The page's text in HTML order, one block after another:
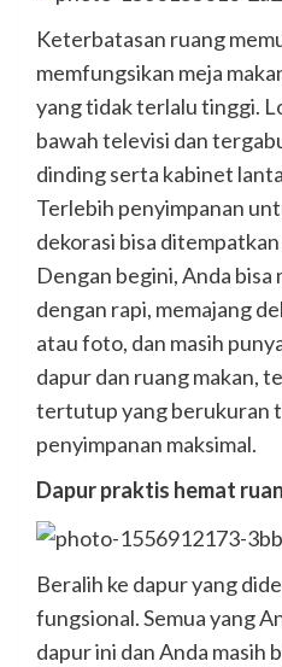
Keterbatasan ruang
memfungsikan meja
yang tidak terlalu tinggi.
bawah televisi dan
dinding serta kabinet
Terlebih penyimpanan
dekorasi bisa ditempatkan
Dengan begini, Anda bisa
dengan rapi, memajang
atau foto, dan masih
dapur dan ruang makan,
tertutup yang berukuran
penyimpanan maksimal.
Dapur praktis hemat
Beralih ke dapur yang
fungsional. Semua yang
dapur ini dan Anda masih